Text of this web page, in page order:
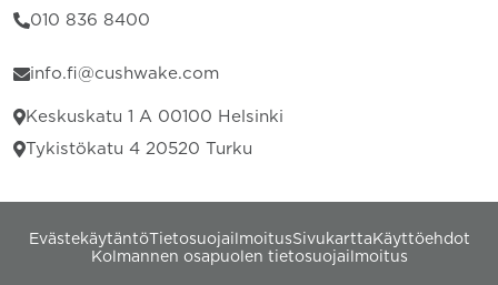
010 836 8400
info.fi@cushwake.com
Keskuskatu 1 A 00100 Helsinki
Tykistökatu 4 20520 Turku
EvästekäytäntöTietosuojailmoitusSivukartta Käyttöehdot
Kolmannen osapuolen tietosuojailmoitus